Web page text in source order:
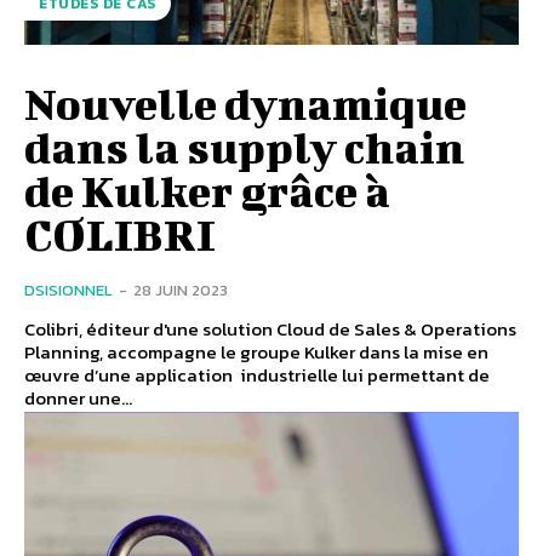
Nouvelle dynamique
dans la supply chain
de Kulker grâce à
COLIBRI
DSISIONNEL - 28 JUIN 2023
Colibri, éditeur d'une solution Cloud de Sales & Operations
Planning, accompagne le groupe Kulker dans la mise en
œuvre d’une application industrielle lui permettant de
donner une...